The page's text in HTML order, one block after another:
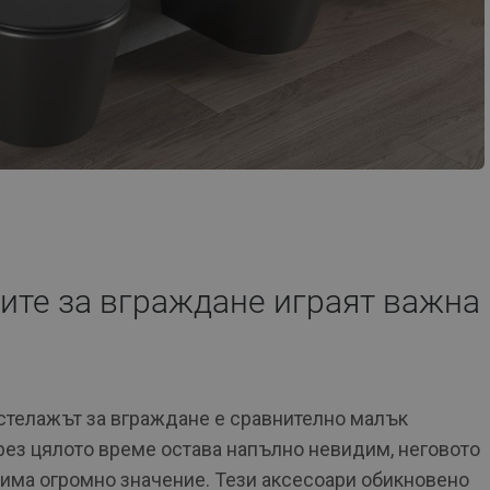
за вграждане играят важна
за вграждане е сравнително малък
цялото време остава напълно невидим, неговото
огромно значение. Тези аксесоари обикновено